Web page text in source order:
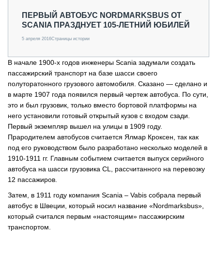
ПЕРВЫЙ АВТОБУС NORDMARKSBUS ОТ
SCANIA ПРАЗДНУЕТ 105-ЛЕТНИЙ ЮБИЛЕЙ
5 апреля 2016Страницы истории
В начале 1900-х годов инженеры Scania задумали создать
пассажирский транспорт на базе шасси своего
полуторатонного грузового автомобиля. Сказано — сделано и
в марте 1907 года появился первый чертеж автобуса. По сути,
это и был грузовик, только вместо бортовой платформы на
него установили готовый открытый кузов с входом сзади.
Первый экземпляр вышел на улицы в 1909 году.
Прародителем автобусов считается Ялмар Кроксен, так как
под его руководством было разработано несколько моделей в
1910-1911 гг. Главным событием считается выпуск серийного
автобуса на шасси грузовика CL, рассчитанного на перевозку
12 пассажиров.
Затем, в 1911 году компания Scania – Vabis собрала первый
автобус в Швеции, который носил название «Nordmarksbus»,
который считался первым «настоящим» пассажирским
транспортом.